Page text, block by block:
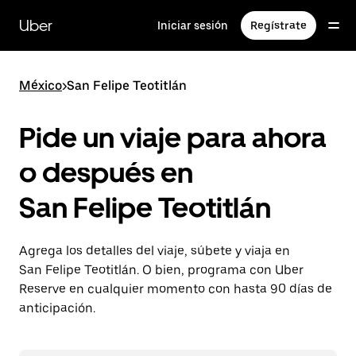
contenido
principal
Uber Iniciar sesión Regístrate
México>San Felipe Teotitlán
Pide un viaje para ahora
o después en
San Felipe Teotitlán
Agrega los detalles del viaje, súbete y viaja en
San Felipe Teotitlán. O bien, programa con Uber
Reserve en cualquier momento con hasta 90 días de
anticipación.